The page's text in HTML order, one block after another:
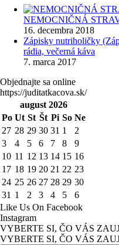
NEMOCNIČNÁ
16. decembra 2018
Zápisky nutriholičky
rádia, večerná káva
7. marca 2017
Objednajte sa online
https://juditatkacova.sk/
august 2026
Po Ut St Št Pi So Ne
27 28 29 30 31 1
2
3
4 5 6 7 8
9
10 11 12 13 14 15 16
17 18 19 20 21 22 23
24 25 26 27 28 29 30
31 1 2 3 4 5
6
Like Us On Facebook
Instagram
VYBERTE SI, ČO VÁS
VYBERTE SI, ČO VÁS